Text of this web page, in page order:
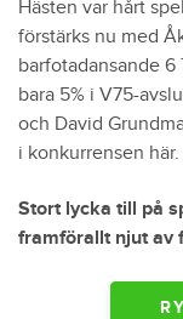
Hästen var hårt
förstärks nu med
barfotadansande
bara 5% i V75-
och David
i konkurrensen här.
Stort lycka till på
framförallt njut av